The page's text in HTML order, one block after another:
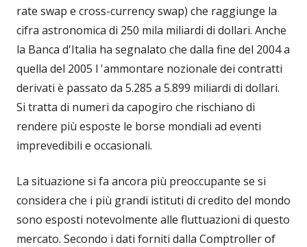
rate swap e cross-currency swap) che raggiunge la
cifra astronomica di 250 mila miliardi di dollari. Anche
la Banca d'Italia ha segnalato che dalla fine del 2004 a
quella del 2005 l 'ammontare nozionale dei contratti
derivati è passato da 5.285 a 5.899 miliardi di dollari.
Si tratta di numeri da capogiro che rischiano di
rendere più esposte le borse mondiali ad eventi
imprevedibili e occasionali.
La situazione si fa ancora più preoccupante se si
considera che i più grandi istituti di credito del mondo
sono esposti notevolmente alle fluttuazioni di questo
mercato. Secondo i dati forniti dalla Comptroller of